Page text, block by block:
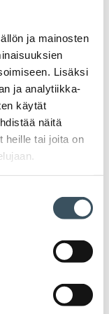
ja mainosten
Lisäksi
ja analytiikka-
käytät
näitä
heille tai joita on